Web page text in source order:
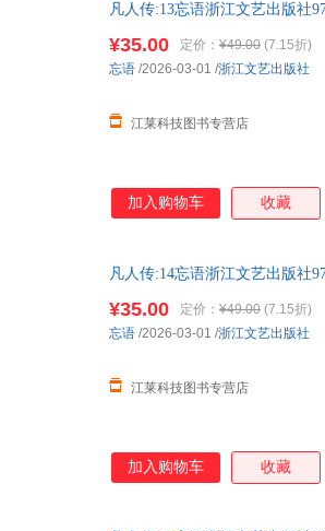
凡人传:13忘语浙江文艺出版社
¥35.00 定价： ¥49.00 (7.15折)
江莱科技图书专营店
忘语 /2026-03-01 /浙江文艺出版社
加入购物车 收藏
凡人传:14忘语浙江文艺出版社
¥35.00 定价： ¥49.00 (7.15折)
江莱科技图书专营店
忘语 /2026-03-01 /浙江文艺出版社
加入购物车 收藏